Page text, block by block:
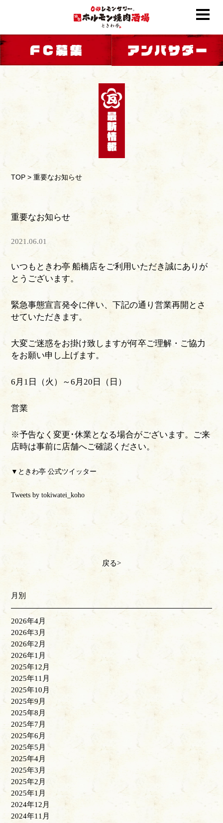
TOP >重要なお知らせ
重要なお知らせ
2021.06.01
いつもときわ亭 船橋店をご利用いただき誠にありが
とうございます。
緊急事態宣言発令に伴い、下記の通り営業再開とさ
せていただきます。
大変ご迷惑をお掛け致しますが何卒ご理解・ご協力
をお願い申し上げます。
6月1日（火）～6月20日（日）
営業
※予告なく変更･休業となる場合がございます。ご来
店時は事前に店舗へご確認ください。
▼ときわ亭 公式ツイッター
Tweets by tokiwatei_koho
戻る
月別
2026年4月
2026年3月
2026年2月
2026年1月
2025年12月
2025年11月
2025年10月
2025年9月
2025年8月
2025年7月
2025年6月
2025年5月
2025年4月
2025年3月
2025年2月
2025年1月
2024年12月
2024年11月